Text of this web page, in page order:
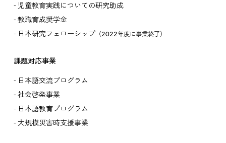
児童教育実践についての研究助成
教職育成奨学金
日本研究フェローシップ（2022年度に事業終了）
課題対応事業
日本語交流プログラム
社会啓発事業
日本語教育プログラム
大規模災害時支援事業